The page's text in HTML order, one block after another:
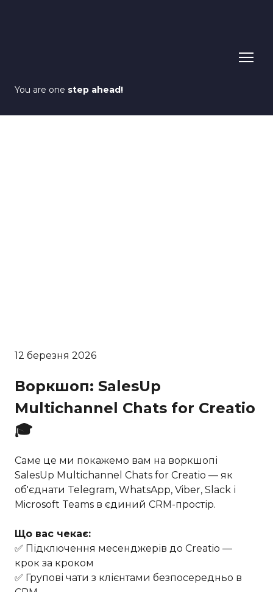
You are one step ahead!
12 березня 2026
Воркшоп: SalesUp
Multichannel Chats for Creatio
🎓
Саме це ми покажемо вам на воркшопі
SalesUp Multichannel Chats for Creatio — як
об'єднати Telegram, WhatsApp, Viber, Slack і
Microsoft Teams в єдиний CRM-простір.
Що вас чекає:
✅ Підключення месенджерів до Creatio —
крок за кроком
✅ Групові чати з клієнтами безпосередньо в